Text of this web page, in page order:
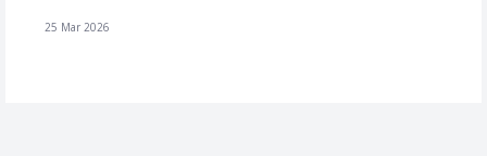
25 Mar 2026